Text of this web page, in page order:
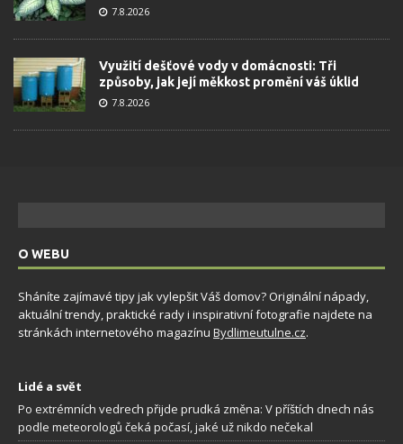
7.8.2026
Využití dešťové vody v domácnosti: Tři
způsoby, jak její měkkost promění váš úklid
7.8.2026
O WEBU
Sháníte zajímavé tipy jak vylepšit Váš domov? Originální nápady,
aktuální trendy, praktické rady i inspirativní fotografie najdete na
stránkách internetového magazínu Bydlimeutulne.cz.
Lidé a svět
Po extrémních vedrech přijde prudká změna: V příštích dnech nás
podle meteorologů čeká počasí, jaké už nikdo nečekal